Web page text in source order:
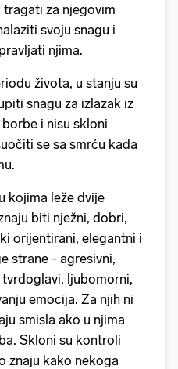
za njegovim
svoju snagu i
njima.
života, u stanju su
snagu za izlazak iz
i nisu skloni
se sa smrću kada
kojima leže dvije
biti nježni, dobri,
orijentirani, elegantni i
strane - agresivni,
ljubomorni,
emocija. Za njih ni
smisla ako u njima
Skloni su kontroli
znaju kako nekoga